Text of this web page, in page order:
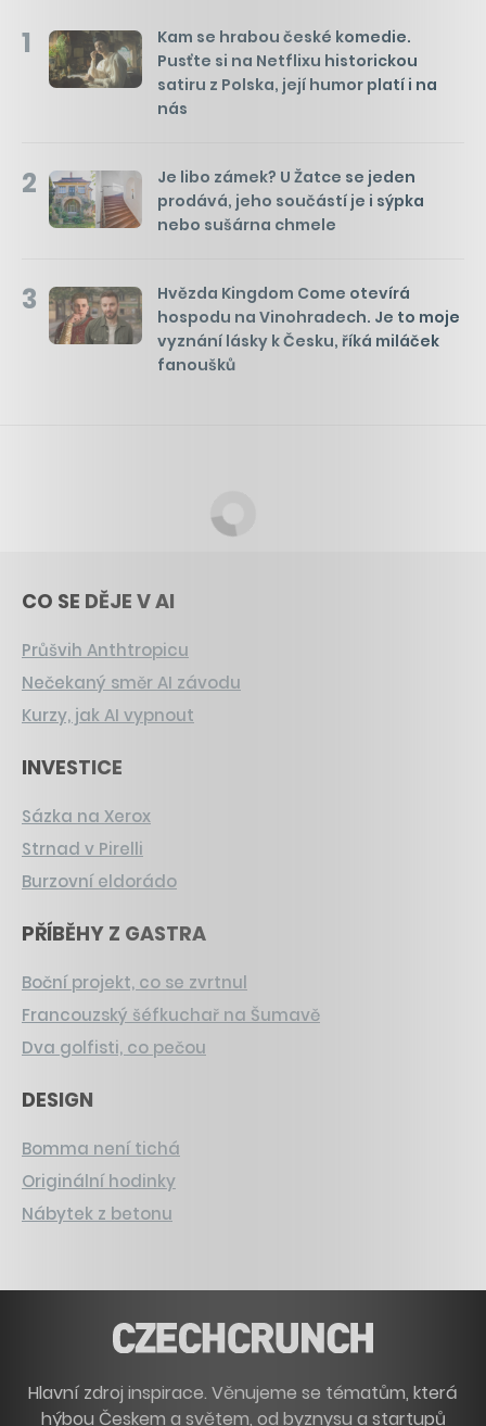
1
Kam se hrabou české komedie.
Pusťte si na Netflixu historickou
satiru z Polska, její humor platí i na
nás
2
Je libo zámek? U Žatce se jeden
prodává, jeho součástí je i sýpka
nebo sušárna chmele
3
Hvězda Kingdom Come otevírá
hospodu na Vinohradech. Je to moje
vyznání lásky k Česku, říká miláček
fanoušků
CO SE DĚJE V AI
Průšvih Anthtropicu
Nečekaný směr AI závodu
Kurzy, jak AI vypnout
INVESTICE
Sázka na Xerox
Strnad v Pirelli
Burzovní eldorádo
PŘÍBĚHY Z GASTRA
Boční projekt, co se zvrtnul
Francouzský šéfkuchař na Šumavě
Dva golfisti, co pečou
DESIGN
Bomma není tichá
Originální hodinky
Nábytek z betonu
Hlavní zdroj inspirace. Věnujeme se tématům, která
hýbou Českem a světem, od byznysu a startupů